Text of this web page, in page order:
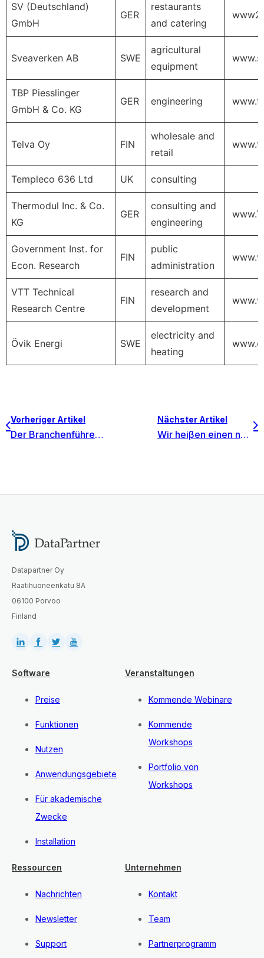
SV (Deutschland)
GmbH
GER
restaurants
and catering
Sveaverken AB SWE
agricultural
equipment
TBP Piesslinger
GmbH & Co. KG
GER engineering
Telva Oy FIN
wholesale and
retail
Templeco 636 Ltd UK consulting
Thermodul Inc. & Co.
KG
GER
consulting and
engineering
Government Inst. for
Econ. Research
FIN
public
administration
VTT Technical
Research Centre
FIN
research and
development
Övik Energi SWE
electricity and
heating
Vorheriger Artikel
Der Branchenführer ORAS hat sich für die Invest for Excel Enterprise Software entschieden, die er in Businessplanung, Transfer Pricing, Investitionsplanung und Bewertung einsetzen wird.
Nächster Artikel
Wir heiβen einen neuen Geschäftspartner in Polen willkommen – PETROINFORM Sp. z o.o. in Krakau
Datapartner Oy
Raatihuoneenkatu 8A
06100 Porvoo
Finland
Software
Preise
Funktionen
Nutzen
Anwendungsgebiete
Für akademische
Zwecke
Installation
Veranstaltungen
Kommende Webinare
Kommende
Workshops
Portfolio von
Workshops
Ressourcen
Nachrichten
Newsletter
Support
Unternehmen
Kontakt
Team
Partnerprogramm